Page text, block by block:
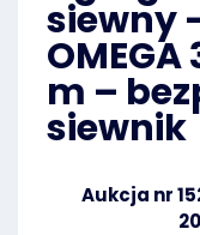
siewny
OMEGA
m –
siewnik
Aukcja nr